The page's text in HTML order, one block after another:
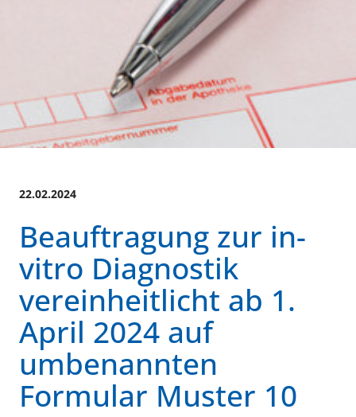
22.02.2024
Beauftragung zur in-
vitro Diagnostik
vereinheitlicht ab 1.
April 2024 auf
umbenannten
Formular Muster 10